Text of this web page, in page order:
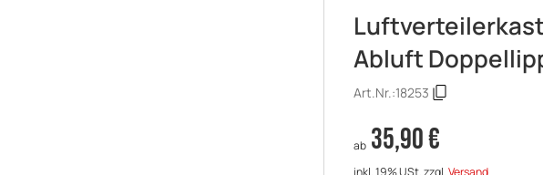
Abluft
Art.Nr.:18253
ab 35,90 €
inkl. 19% USt.zzgl.Versand